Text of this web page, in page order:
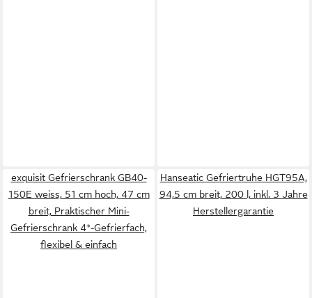
exquisit Gefrierschrank GB40-
150E weiss, 51 cm hoch, 47 cm
breit, Praktischer Mini-
Gefrierschrank 4*-Gefrierfach,
flexibel & einfach
Hanseatic Gefriertruhe HGT95A,
94,5 cm breit, 200 l, inkl. 3 Jahre
Herstellergarantie